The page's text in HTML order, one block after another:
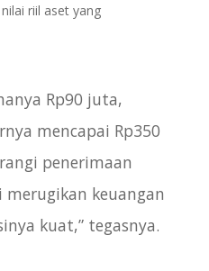
riil aset yang
Rp90 juta,
mencapai Rp350
penerimaan
keuangan
kuat,” tegasnya.